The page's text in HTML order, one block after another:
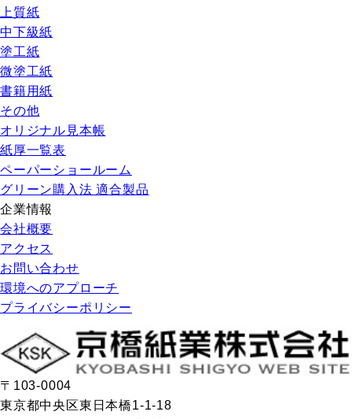
上質紙
中下級紙
塗工紙
微塗工紙
書籍用紙
その他
オリジナル見本帳
紙厚一覧表
ペーパーショールーム
グリーン購入法 適合製品
企業情報
会社概要
アクセス
お問い合わせ
環境へのアプローチ
プライバシーポリシー
〒103-0004
東京都中央区東日本橋1-1-18